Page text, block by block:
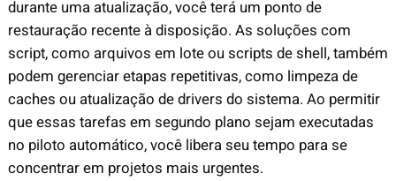
durante uma atualização, você terá um ponto de
restauração recente à disposição. As soluções com
script, como arquivos em lote ou scripts de shell, também
podem gerenciar etapas repetitivas, como limpeza de
caches ou atualização de drivers do sistema. Ao permitir
que essas tarefas em segundo plano sejam executadas
no piloto automático, você libera seu tempo para se
concentrar em projetos mais urgentes.